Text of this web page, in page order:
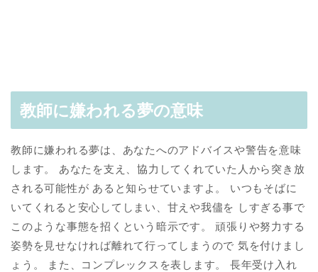
教師に嫌われる夢の意味
教師に嫌われる夢は、あなたへのアドバイスや警告を意味
します。 あなたを支え、協力してくれていた人から突き放
される可能性が あると知らせていますよ。 いつもそばに
いてくれると安心してしまい、甘えや我儘を しすぎる事で
このような事態を招くという暗示です。 頑張りや努力する
姿勢を見せなければ離れて行ってしまうので 気を付けまし
ょう。 また、コンプレックスを表します。 長年受け入れ